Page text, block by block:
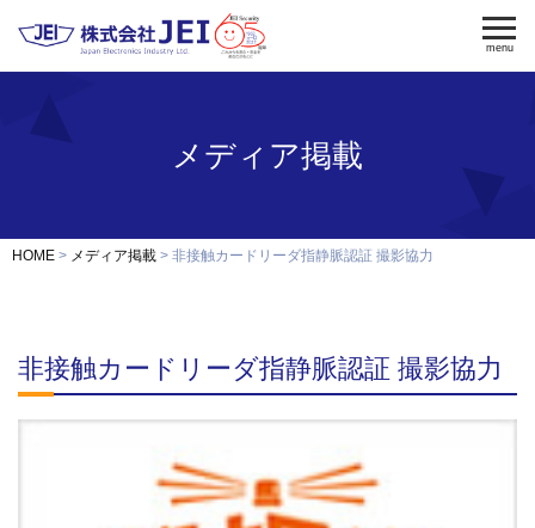
会社案内 求人採用
製品資料ダウンロード お問い合わせ
電気錠制御盤 入退室管理
menu
メディア掲載
HOME メディア掲載 非接触カードリーダ指静脈認証 撮影協力
非接触カードリーダ指静脈認証 撮影協力